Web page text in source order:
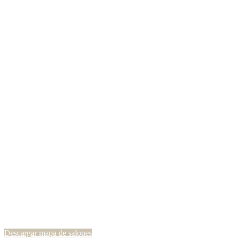
Descargar mapa de salones